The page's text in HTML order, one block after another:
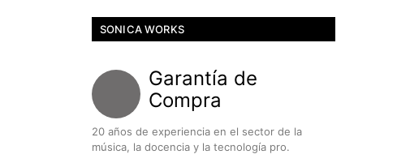
SONICA WORKS
Garantía de
Compra
20 años de experiencia en el sector de la
música, la docencia y la tecnología pro.